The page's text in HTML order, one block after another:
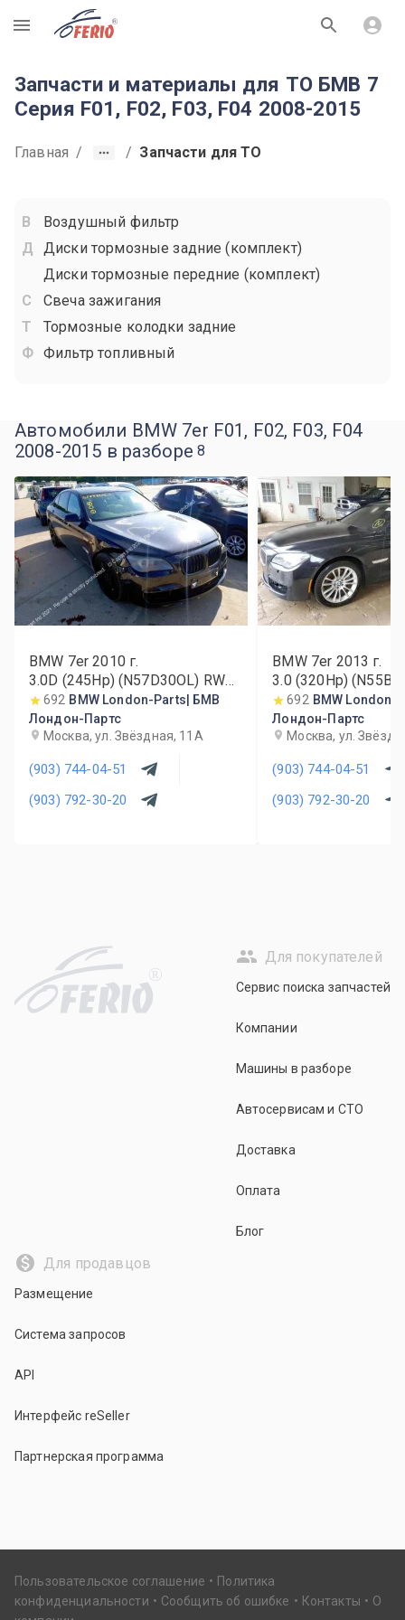
R
Запчасти и материалы для ТО БМВ 7
Серия F01, F02, F03, F04 2008-2015
Главная / / Запчасти для ТО
Воздушный фильтр
Диски тормозные задние (комплект)
Диски тормозные передние (комплект)
Свеча зажигания
Тормозные колодки задние
Фильтр топливный
Автомобили BMW 7er F01, F02, F03, F04
2008-2015 в разборе 8
BMW 7er 2010г.
3.0D (245Hp) (N57D30OL) RWD
AT692 BMW London-Parts| БМВ
Лондон-Партс
Москва, ул. Звёздная, 11А
(903) 744-04-51
(903) 792-30-20
BMW 7er 2013 г.
3.0 (320Hp)
692 BMW
Лондон-Партс
Москва, ул.
(903) 744-04-51
(903) 792-30-20
R
Для покупателей
Сервис поиска запчастей
Компании
Машины в разборе
Автосервисам и СТО
Доставка
Оплата
Блог
Для продавцов
Размещение
Система запросов
API
Интерфейс reSeller
Партнерская программа
Пользовательское соглашение
Политика
конфиденциальности
Сообщить об ошибке Контакты
О